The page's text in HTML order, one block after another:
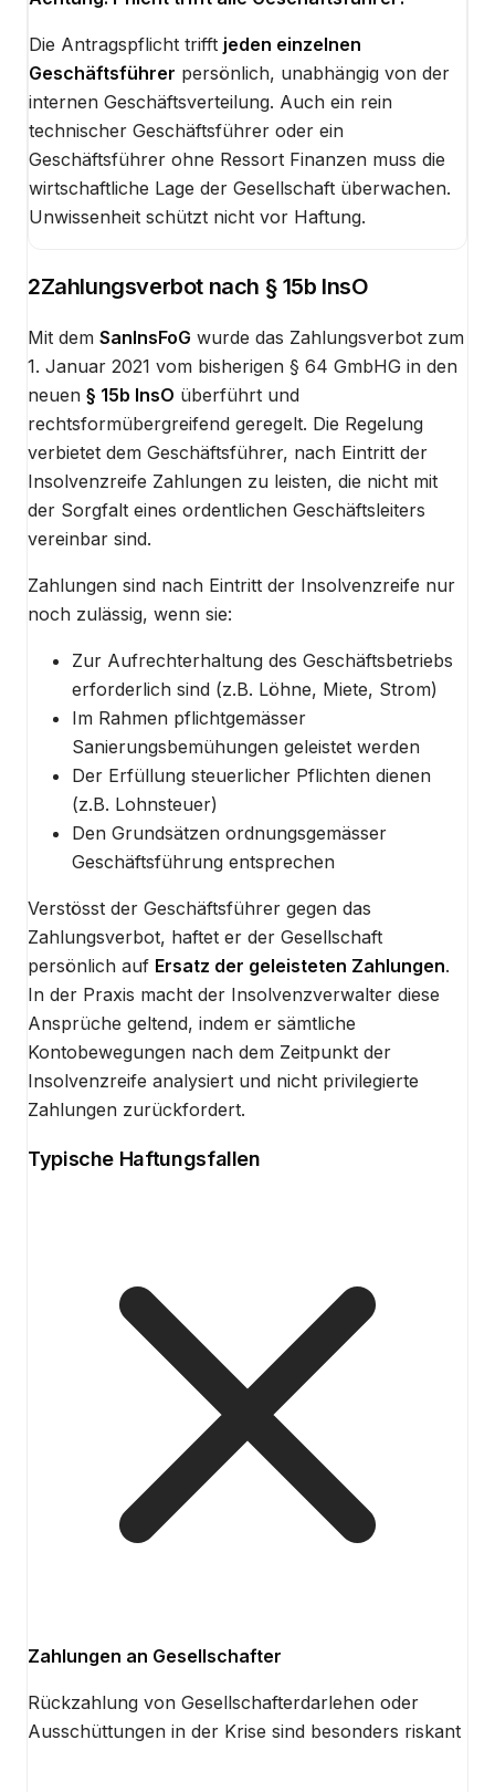
Die Antragspflicht trifft jeden einzelnen
Geschäftsführer persönlich, unabhängig von der
internen Geschäftsverteilung. Auch ein rein
technischer Geschäftsführer oder ein
Geschäftsführer ohne Ressort Finanzen muss die
wirtschaftliche Lage der Gesellschaft überwachen.
Unwissenheit schützt nicht vor Haftung.
2Zahlungsverbot nach § 15b InsO
Mit dem SanInsFoG wurde das Zahlungsverbot zum
1. Januar 2021 vom bisherigen § 64 GmbHG in den
neuen § 15b InsO überführt und
rechtsformübergreifend geregelt. Die Regelung
verbietet dem Geschäftsführer, nach Eintritt der
Insolvenzreife Zahlungen zu leisten, die nicht mit
der Sorgfalt eines ordentlichen Geschäftsleiters
vereinbar sind.
Zahlungen sind nach Eintritt der Insolvenzreife nur
noch zulässig, wenn sie:
Zur Aufrechterhaltung des Geschäftsbetriebs
erforderlich sind (z.B. Löhne, Miete, Strom)
Im Rahmen pflichtgemässer
Sanierungsbemühungen geleistet werden
Der Erfüllung steuerlicher Pflichten dienen
(z.B. Lohnsteuer)
Den Grundsätzen ordnungsgemässer
Geschäftsführung entsprechen
Verstösst der Geschäftsführer gegen das
Zahlungsverbot, haftet er der Gesellschaft
persönlich auf Ersatz der geleisteten Zahlungen.
In der Praxis macht der Insolvenzverwalter diese
Ansprüche geltend, indem er sämtliche
Kontobewegungen nach dem Zeitpunkt der
Insolvenzreife analysiert und nicht privilegierte
Zahlungen zurückfordert.
Typische Haftungsfallen
Zahlungen an Gesellschafter
Rückzahlung von Gesellschafterdarlehen oder
Ausschüttungen in der Krise sind besonders riskant